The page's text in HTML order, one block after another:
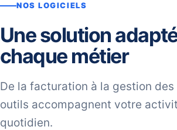
NOS LOGICIELS
Une solution
chaque métier
De la facturation à la gestion des
outils accompagnent votre
quotidien.